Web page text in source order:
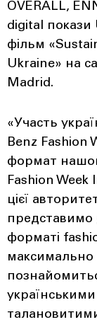
OVERALL,
digital покази
фільм
Ukraine» на
Madrid.
«Участь
Benz Fashion
формат
Fashion Week
цієї
представимо
форматі
максимально